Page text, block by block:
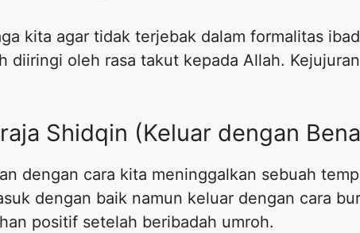
kita agar tidak terjebak dalam formalitas
diiringi oleh rasa takut kepada Allah.
Shidqin (Keluar dengan
dengan cara kita meninggalkan sebuah
dengan baik namun keluar dengan cara
positif setelah beribadah umroh.